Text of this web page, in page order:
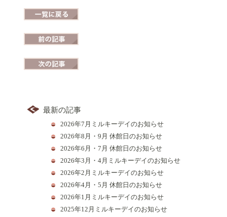
最新の記事
2026年7月ミルキーデイのお知らせ
2026年8月・9月 休館日のお知らせ
2026年6月・7月 休館日のお知らせ
2026年3月・4月ミルキーデイのお知らせ
2026年2月ミルキーデイのお知らせ
2026年4月・5月 休館日のお知らせ
2026年1月ミルキーデイのお知らせ
2025年12月ミルキーデイのお知らせ